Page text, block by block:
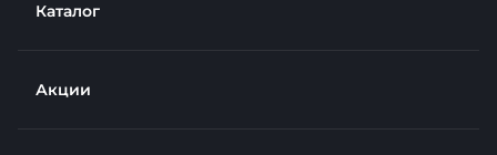
Каталог
Акции